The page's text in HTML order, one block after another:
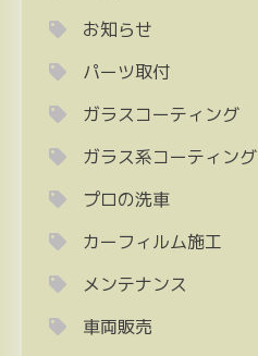
お知らせ
パーツ取付
ガラスコーティング
ガラス系コーティング
プロの洗車
カーフィルム施工
メンテナンス
車両販売